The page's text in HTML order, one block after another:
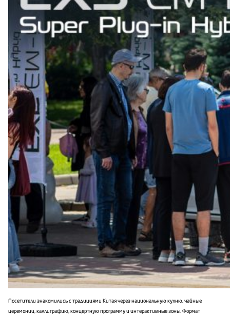
Посетители знакомились с традициями Китая через национальную кухню, чайные
церемонии, каллиграфию, концертную программу и интерактивные зоны. Формат